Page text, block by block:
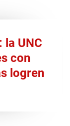
la UNC
con
logren